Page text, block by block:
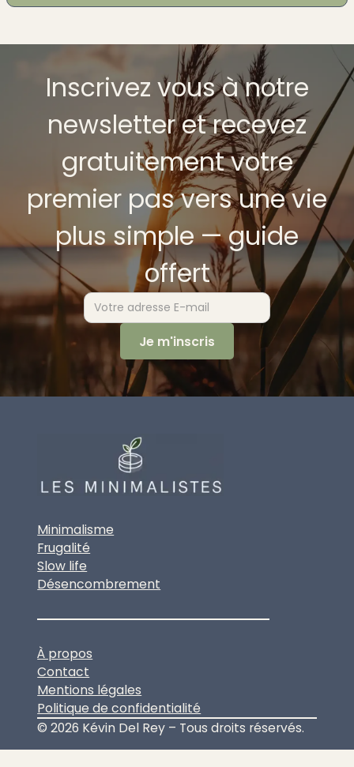
Inscrivez vous à notre
newsletter et recevez
gratuitement votre
premier pas vers une vie
plus simple — guide
offert
Minimalisme
Frugalité
Slow life
Désencombrement
À propos
Contact
Mentions légales
Politique de confidentialité
© 2026 Kévin Del Rey – Tous droits réservés.